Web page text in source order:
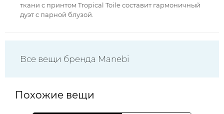
ткани с принтом Tropical Toile составит гармоничный
дуэт с парной блузой.
Все вещи бренда Manebi
Похожие вещи